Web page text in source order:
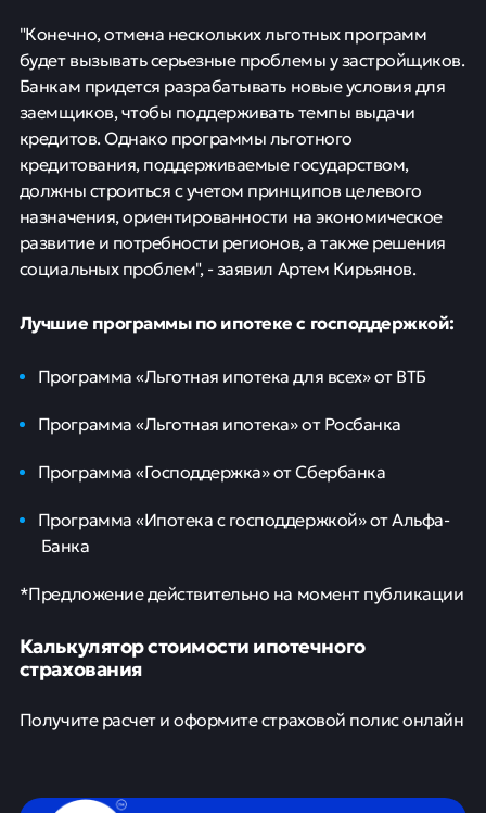
"Конечно, отмена нескольких льготных программ
будет вызывать серьезные проблемы у застройщиков.
Банкам придется разрабатывать новые условия для
заемщиков, чтобы поддерживать темпы выдачи
кредитов. Однако программы льготного
кредитования, поддерживаемые государством,
должны строиться с учетом принципов целевого
назначения, ориентированности на экономическое
развитие и потребности регионов, а также решения
социальных проблем", - заявил Артем Кирьянов.
Лучшие программы по ипотеке с господдержкой:
Программа «Льготная ипотека для всех» от ВТБ
Программа «Льготная ипотека» от Росбанка
Программа «Господдержка» от Сбербанка
Программа «Ипотека с господдержкой» от Альфа-
Банка
*Предложение действительно на момент публикации
Калькулятор стоимости ипотечного
страхования
Получите расчет и оформите страховой полис онлайн